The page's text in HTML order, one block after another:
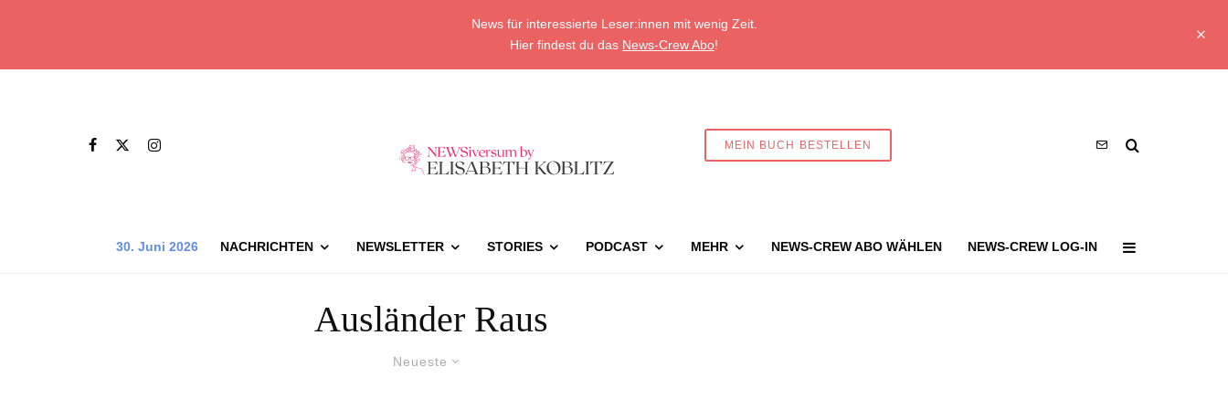
News für interessierte Leser:innen mit wenig Zeit.
Hier findest du das News-Crew Abo!
MEIN BUCH BESTELLEN
30. Juni 2026 NACHRICHTEN NEWSLETTER STORIES PODCAST MEHR NEWS-CREW ABO WÄHLEN NEWS-CREW LOG-IN
Ausländer Raus
Neueste